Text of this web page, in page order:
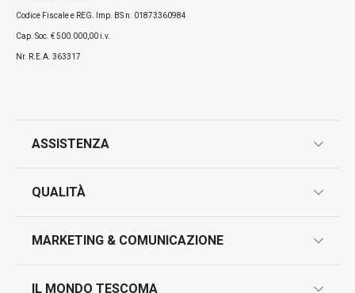
Codice Fiscale e REG. Imp. BS n. 01873360984
Cap. Soc. € 500.000,00 i.v.
Nr. R.E.A. 363317
ASSISTENZA
contatti
QUALITÀ
MARKETING & COMUNICAZIONE
IL MONDO TESCOMA